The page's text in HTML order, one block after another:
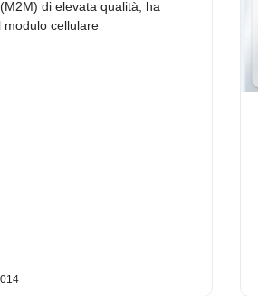
di elevata qualità, ha
modulo cellulare